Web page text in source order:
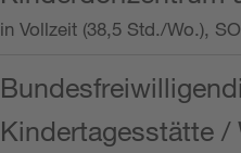
in Vollzeit (38,5 Std./Wo.),
Kindertagesstätte /